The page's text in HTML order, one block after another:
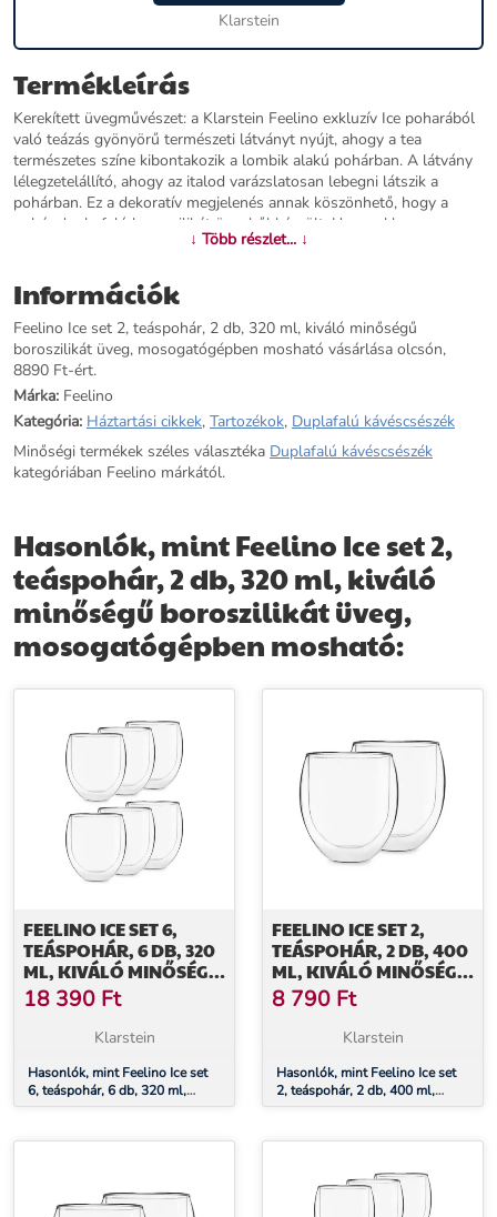
Klarstein
Termékleírás
Kerekített üvegművészet: a Klarstein Feelino exkluzív Ice poharából
való teázás gyönyörű természeti látványt nyújt, ahogy a tea
természetes színe kibontakozik a lombik alakú pohárban. A látvány
lélegzetelállító, ahogy az italod varázslatosan lebegni látszik a
pohárban. Ez a dekoratív megjelenés annak köszönhető, hogy a
pohár dupla falú boroszilikát üvegből készült. Ugyanakkor a
Klarstein Feelino Ice teáspohárral Ön is megtapasztalhatja az ideális
szigetelő réteggé alakítja, így a meleg dolgok tovább maradnak
melegek, a hideg dolgok pedig tovább maradnak hidegek. Az Ice
teáspohár kézzel fújt, egyedi, rendkívül tartós minőségű, ami minden
egyes poharat egyedivé tesz. A magasfényű megjelenés és a
harmonikus, lekerekített formatervezés exkluzív benyomást kelt -
pohárnagyon könnyű, karcálló és mosogatógépben mosható
Varázslatos pillanatok a lebegő teával: A Klarstein Feelino fúvott Ice
teáspohárban a tea színes gyönyörré válik, és azt a benyomást kelti,
mintha lebegne az üvegben.
↓ Több részlet... ↓
Információk
Feelino Ice set 2, teáspohár, 2 db, 320 ml, kiváló minőségű
boroszilikát üveg, mosogatógépben mosható vásárlása olcsón,
8890 Ft-ért.
Márka: Feelino
Kategória: Háztartási cikkek, Tartozékok, Duplafalú kávéscsészék
Minőségi termékek széles választéka Duplafalú kávéscsészék
kategóriában Feelino márkától.
Hasonlók, mint Feelino Ice set 2,
teáspohár, 2 db, 320 ml, kiváló
minőségű boroszilikát üveg,
mosogatógépben mosható:
FEELINO ICE SET 6,
TEÁSPOHÁR, 6 DB, 320
ML, KIVÁLÓ MINŐSÉGŰ
BOROSZILIKÁT ÜVEG,
MOSOGATÓGÉPBEN
MOSHATÓ
18 390 Ft
Klarstein
Hasonlók, mint Feelino Ice set
6, teáspohár, 6 db, 320 ml,
kiváló minőségű boroszilikát
mosható
FEELINO ICE SET 2,
TEÁSPOHÁR, 2 DB, 400
ML, KIVÁLÓ MINŐSÉGŰ
BOROSZILIKÁT ÜVEG,
MOSOGATÓGÉPBEN
MOSHATÓ
8 790 Ft
Klarstein
Hasonlók, mint Feelino Ice set
2, teáspohár, 2 db, 400 ml,
kiváló minőségű boroszilikát
mosható